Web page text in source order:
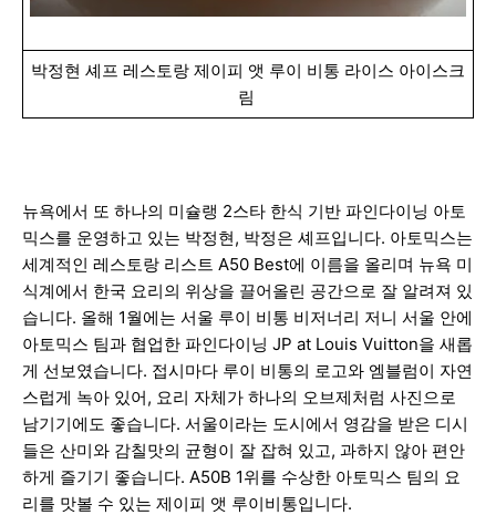
박정현 셰프 레스토랑 제이피 앳 루이 비통 라이스 아이스크
림
뉴욕에서 또 하나의 미슐랭 2스타 한식 기반 파인다이닝 아토
믹스를 운영하고 있는 박정현, 박정은 셰프입니다. 아토믹스는
세계적인 레스토랑 리스트 A50 Best에 이름을 올리며 뉴욕 미
식계에서 한국 요리의 위상을 끌어올린 공간으로 잘 알려져 있
습니다. 올해 1월에는 서울 루이 비통 비저너리 저니 서울 안에
아토믹스 팀과 협업한 파인다이닝 JP at Louis Vuitton을 새롭
게 선보였습니다. 접시마다 루이 비통의 로고와 엠블럼이 자연
스럽게 녹아 있어, 요리 자체가 하나의 오브제처럼 사진으로
남기기에도 좋습니다. 서울이라는 도시에서 영감을 받은 디시
들은 산미와 감칠맛의 균형이 잘 잡혀 있고, 과하지 않아 편안
하게 즐기기 좋습니다. A50B 1위를 수상한 아토믹스 팀의 요
리를 맛볼 수 있는 제이피 앳 루이비통입니다.